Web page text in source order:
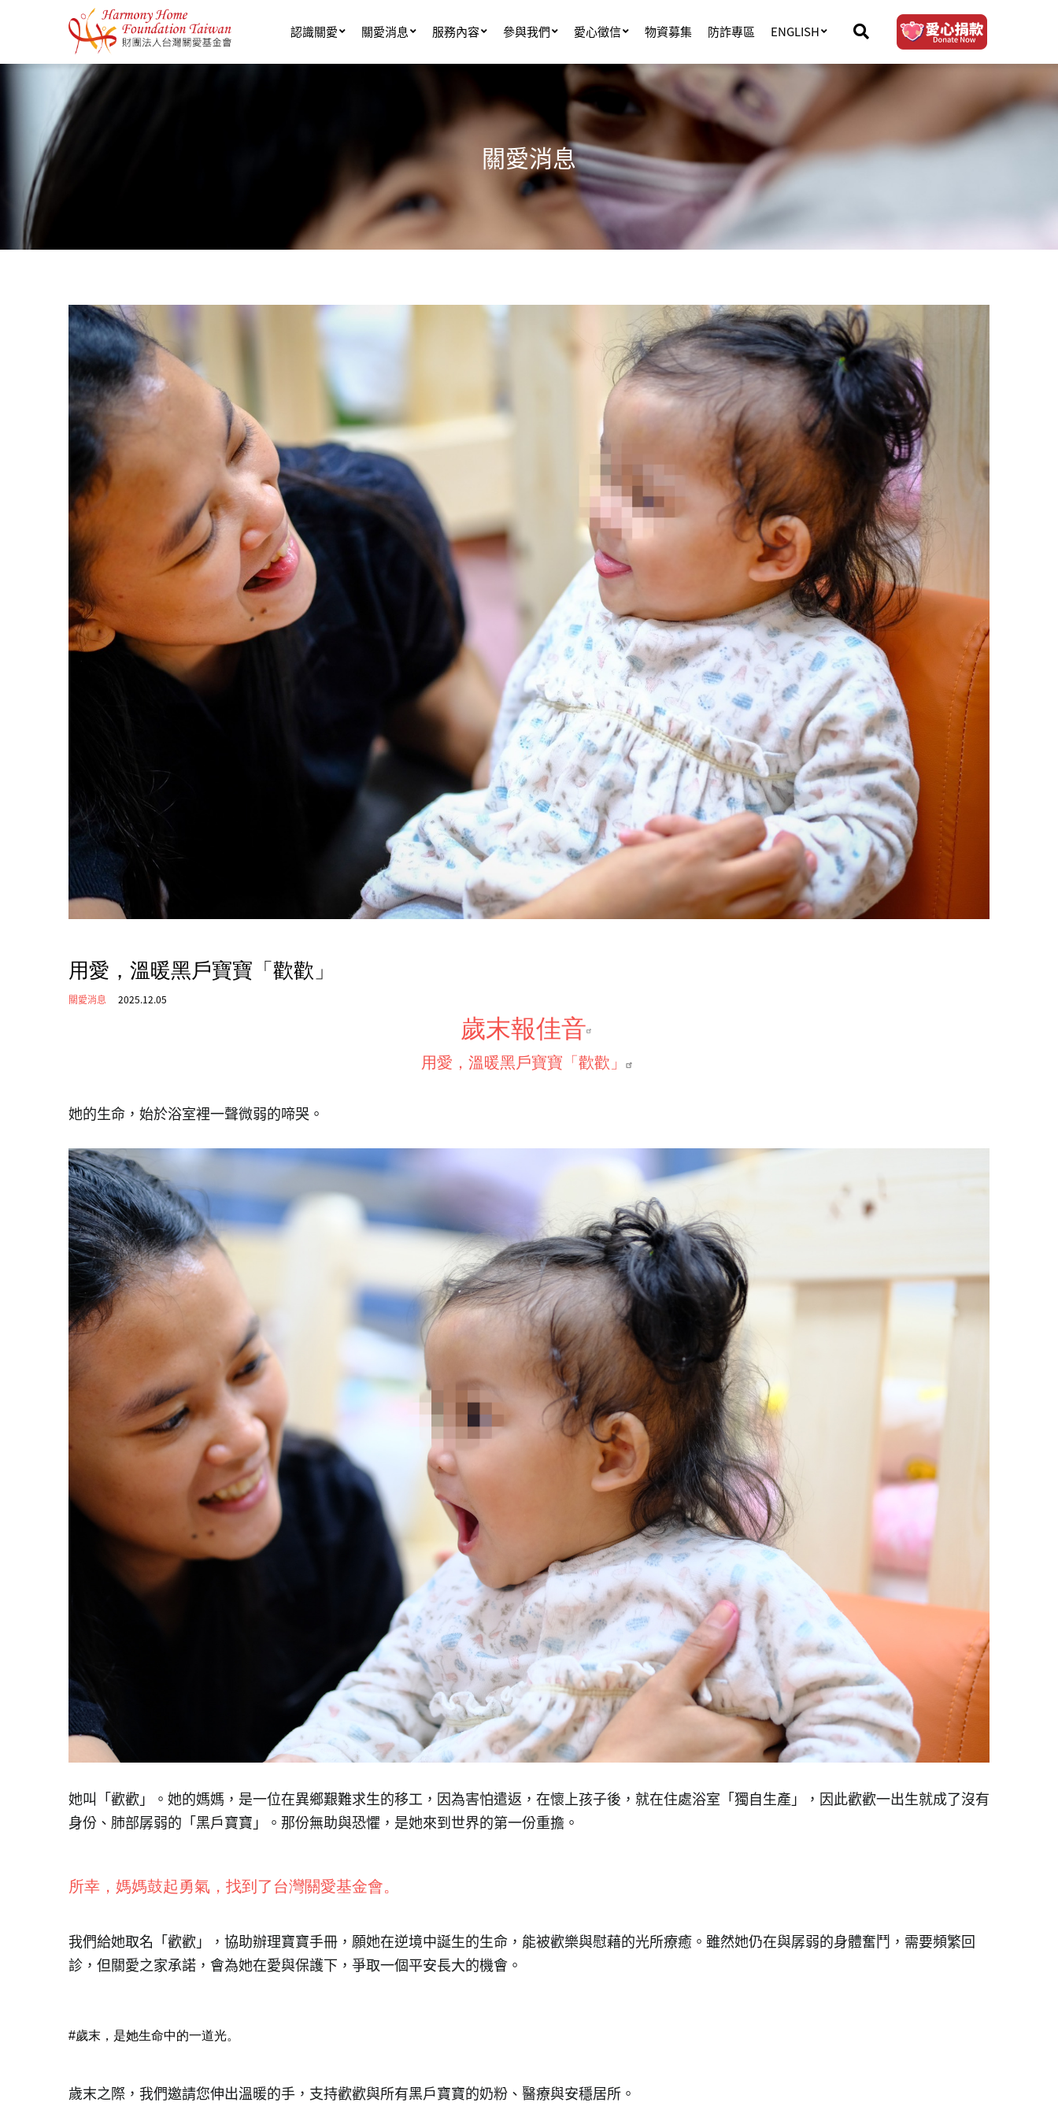
認識關愛 關愛消息 服務內容 參與我們 愛心徵信 物資募集 防詐專區 ENGLISH
關愛消息
用愛，溫暖黑戶寶寶「歡歡」
關愛消息 2025.12.05
歲末報佳音
用愛，溫暖黑戶寶寶「歡歡」
她的生命，始於浴室裡一聲微弱的啼哭。
她叫「歡歡」。她的媽媽，是一位在異鄉艱難求生的移工，因為害怕遣返，在懷上孩子後，就在住處浴室「獨自生產」，因此歡歡一出生就成了沒有
身份、肺部孱弱的「黑戶寶寶」。那份無助與恐懼，是她來到世界的第一份重擔。
所幸，媽媽鼓起勇氣，找到了台灣關愛基金會。
我們給她取名「歡歡」，協助辦理寶寶手冊，願她在逆境中誕生的生命，能被歡樂與慰藉的光所療癒。雖然她仍在與孱弱的身體奮鬥，需要頻繁回
診，但關愛之家承諾，會為她在愛與保護下，爭取一個平安長大的機會。
#歲末，是她生命中的一道光。
歲末之際，我們邀請您伸出溫暖的手，支持歡歡與所有黑戶寶寶的奶粉、醫療與安穩居所。